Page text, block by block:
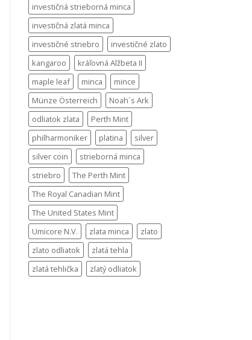
investičná strieborná minca
investičná zlatá minca
investičné striebro
investičné zlato
kangaroo
kráľovná Alžbeta II
maple leaf
minca
mince
Münze Österreich
Noah´s Ark
odliatok zlata
Perth Mint
philharmoniker
platina
silver
silver coin
strieborná minca
striebro
The Perth Mint
The Royal Canadian Mint
The United States Mint
Umicore N.V.
zlata minca
zlato
zlato odliatok
zlatá tehla
zlatá tehlička
zlatý odliatok